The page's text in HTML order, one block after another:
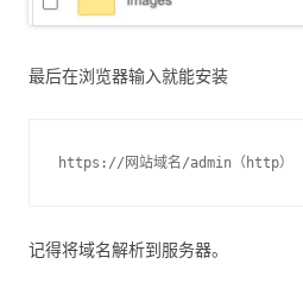
最后在浏览器输入就能安装
记得将域名解析到服务器。